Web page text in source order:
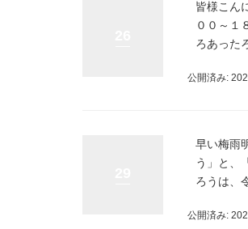
皆様こん
００～１
ろあった
公開済み:
早い梅雨
う」と、
ろうは、
公開済み: